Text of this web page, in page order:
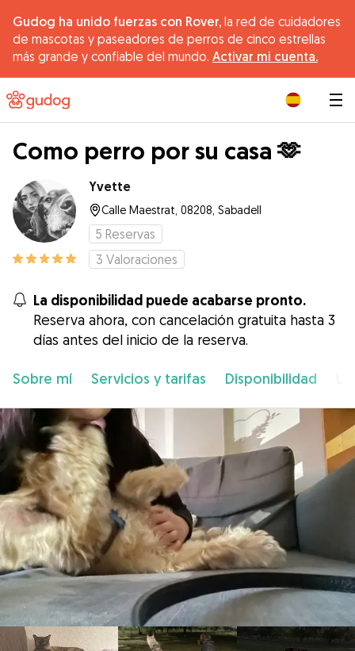
Gudog ha unido fuerzas con Rover, la red de cuidadores
de mascotas y paseadores de perros de cinco estrellas
más grande y confiable del mundo. Activar mi cuenta.
Como perro por su casa 🫶
Yvette
Calle Maestrat, 08208, Sabadell
5 Reservas
3 Valoraciones
La disponibilidad puede acabarse pronto.
Reserva ahora, con cancelación gratuita hasta 3
días antes del inicio de la reserva.
Sobre mí Servicios y tarifas Disponibilidad